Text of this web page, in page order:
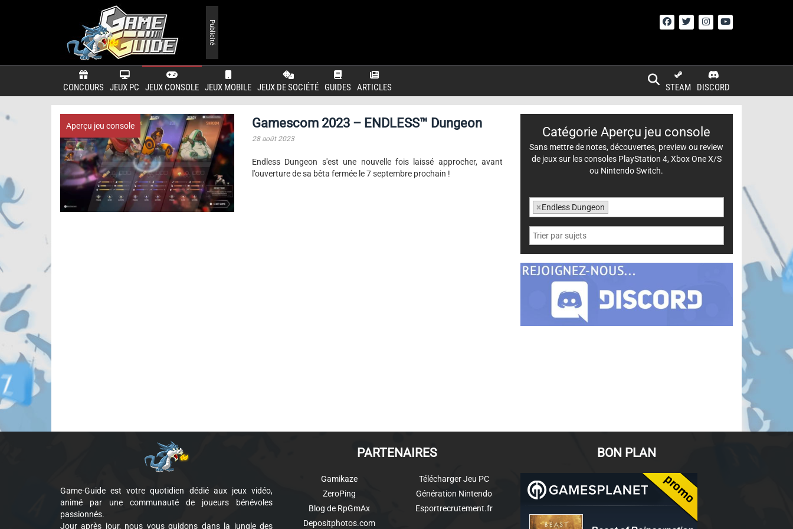
CONCOURS JEUX PC JEUX CONSOLE JEUX MOBILE JEUX DE SOCIÉTÉ GUIDES ARTICLES DISCORD
STEAM
Publicité
Aperçu jeu console Gamescom 2023 – ENDLESS™ Dungeon
28 août 2023
Endless Dungeon s'est une nouvelle fois laissé approcher, avant
l'ouverture de sa bêta fermée le 7 septembre prochain !
Catégorie Aperçu jeu console
Sans mettre de notes, découvertes, preview ou review
de jeux sur les consoles PlayStation 4, Xbox One X/S
ou Nintendo Switch.
×Endless Dungeon
Game-Guide est votre quotidien dédié aux jeux vidéo,
animé par une communauté de joueurs bénévoles
passionnés.
Jour après jour, nous vous guidons dans la jungle des
PARTENAIRES
Gamikaze
ZeroPing
Blog de RpGmAx
Depositphotos.com
Télécharger Jeu PC
Génération Nintendo
Esportrecrutement.fr
BON PLAN